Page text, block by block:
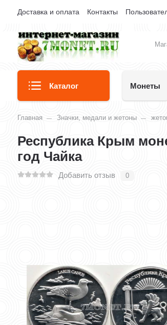
Доставка и оплата Контакты
Каталог Монеты
Главная Значки, медали и жетоны
Республика Крым
год Чайка
Добавить отзыв 0